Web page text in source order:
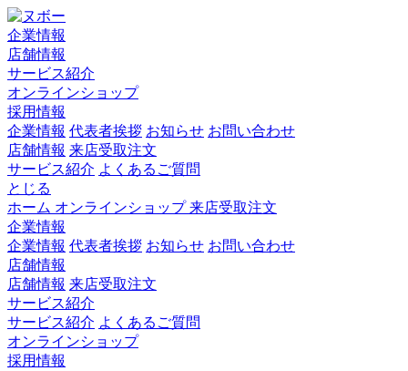
企業情報
店舗情報
サービス紹介
オンラインショップ
採用情報
企業情報 代表者挨拶 お知らせ お問い合わせ
店舗情報 来店受取注文
サービス紹介 よくあるご質問
とじる
ホーム オンラインショップ来店受取注文
企業情報
企業情報 代表者挨拶 お知らせ お問い合わせ
店舗情報
店舗情報 来店受取注文
サービス紹介
サービス紹介 よくあるご質問
オンラインショップ
採用情報